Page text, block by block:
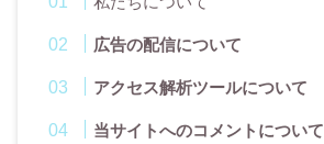
広告の配信について
アクセス解析ツールについて
当サイトへのコメントについて